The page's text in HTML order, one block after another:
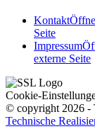
Kontakt
Seite
Impressum
externe Seite
Cookie-
© copyright 2026 -
Technische